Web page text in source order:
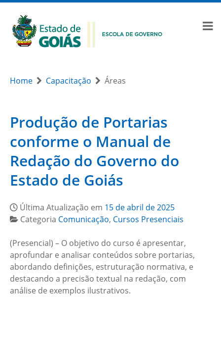
Home Capacitação Áreas
Produção de Portarias
conforme o Manual de
Redação do Governo do
Estado de Goiás
Última Atualização em 15 de abril de 2025
Categoria Comunicação, Cursos Presenciais
(Presencial) – O objetivo do curso é apresentar,
aprofundar e analisar conteúdos sobre portarias,
abordando definições, estruturação normativa, e
destacando a precisão textual na redação, com
análise de exemplos ilustrativos.